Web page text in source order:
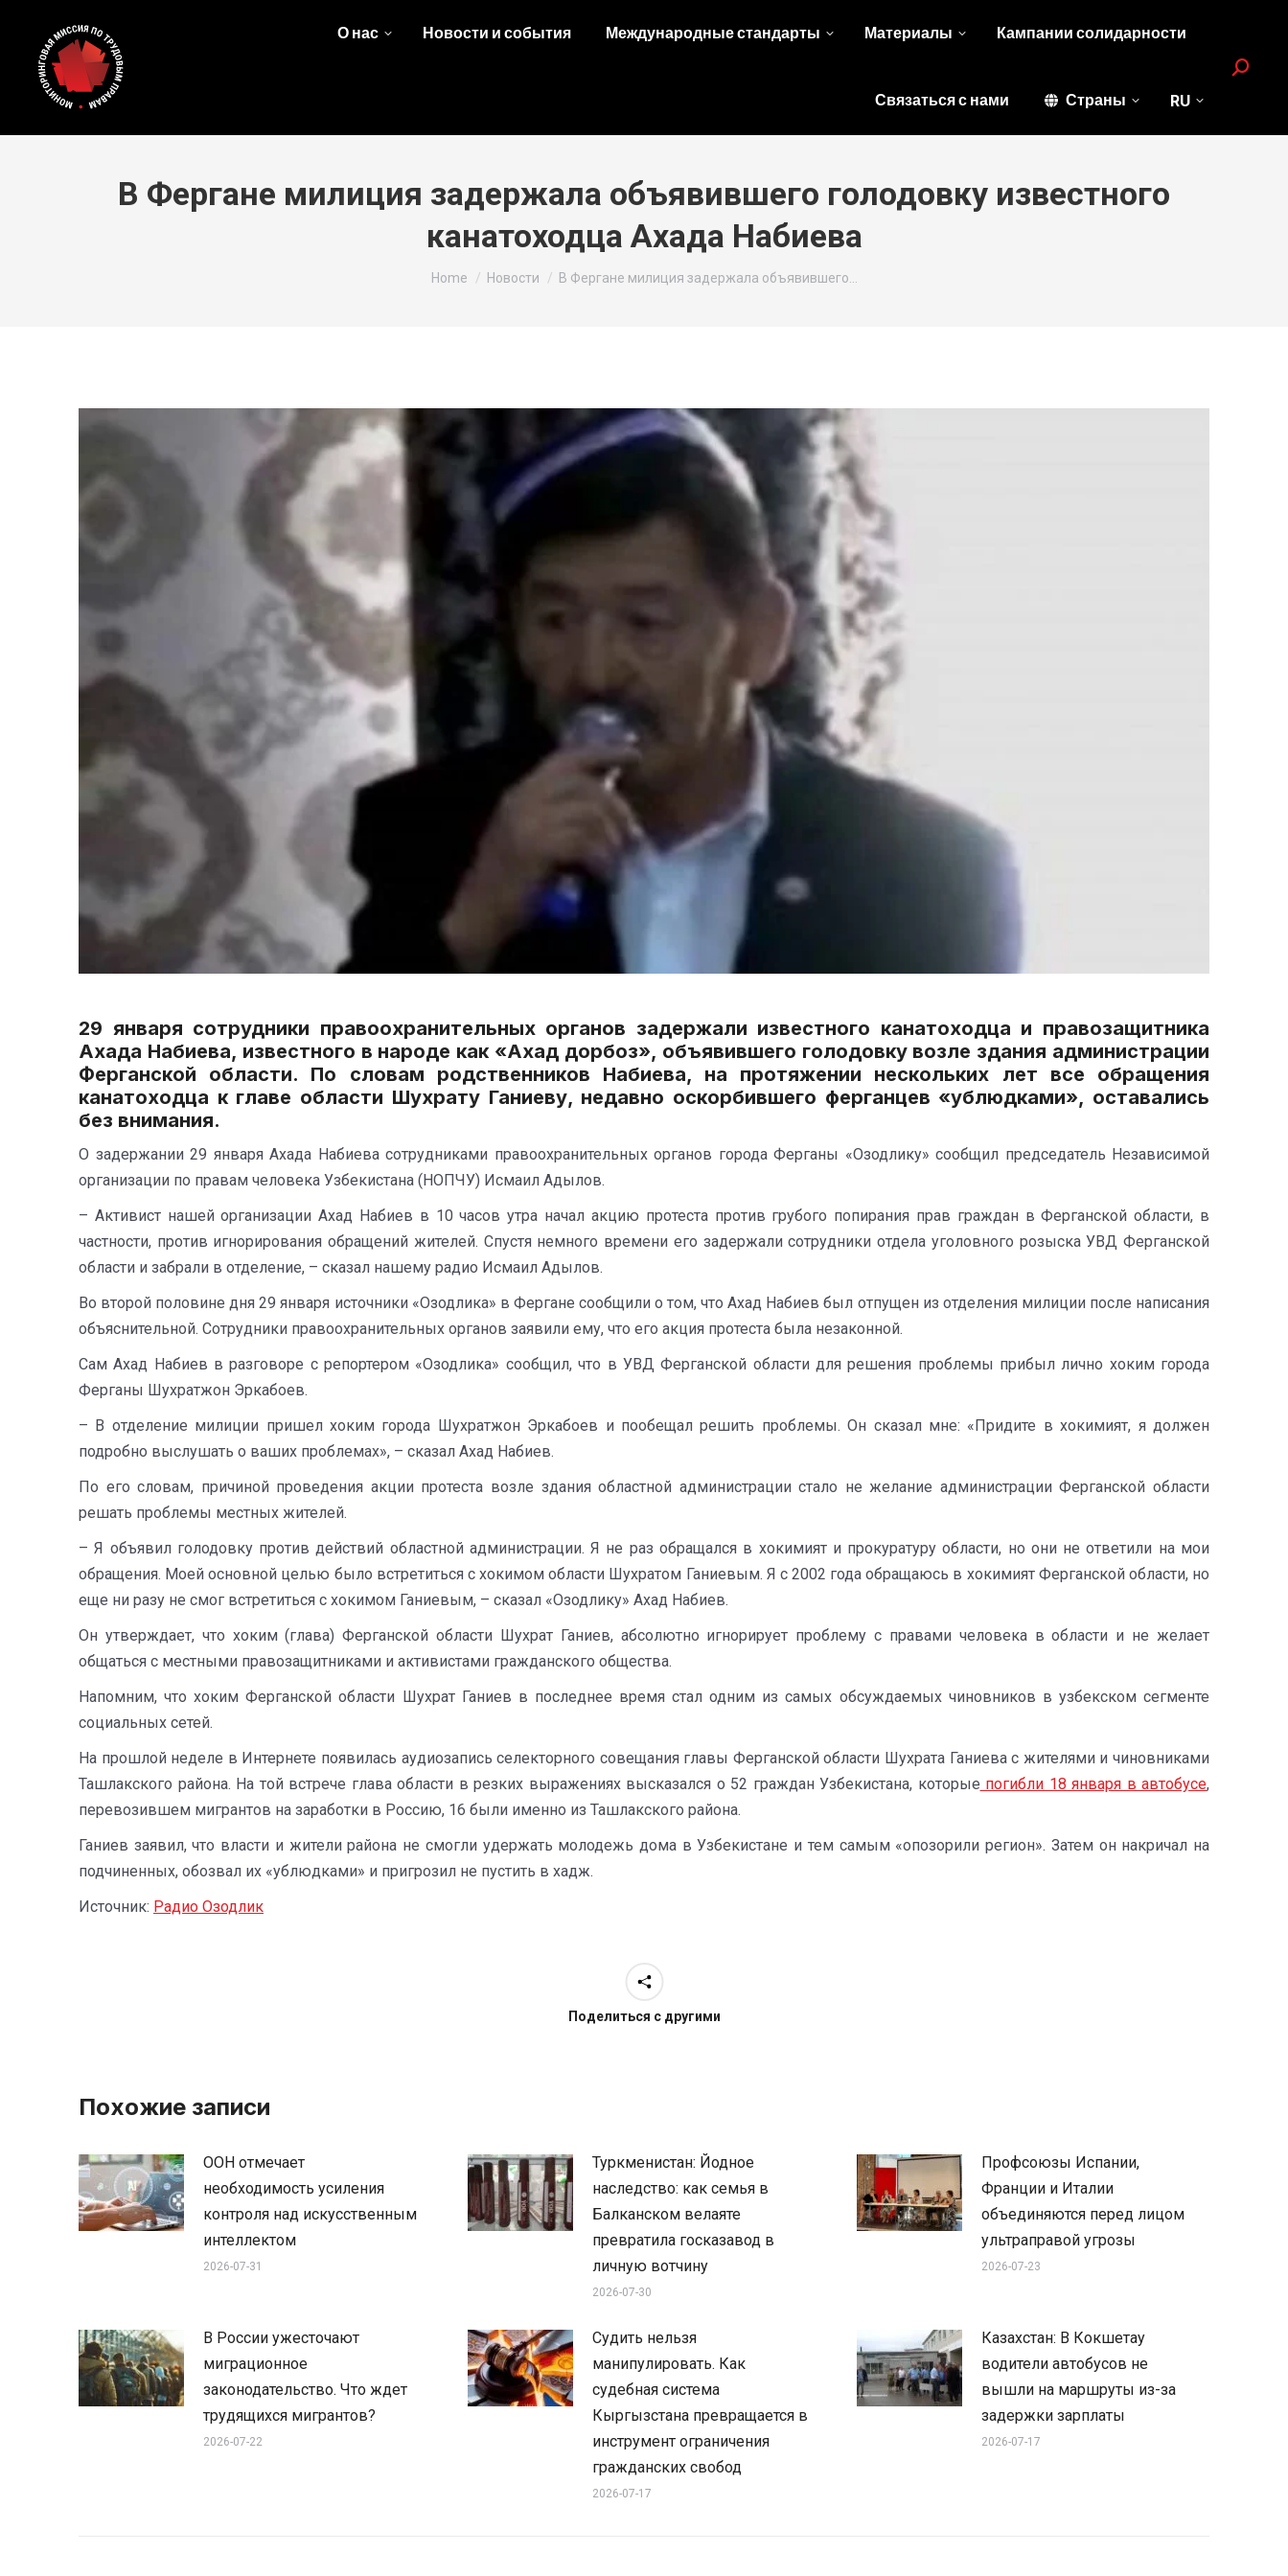
О нас Новости и события Международные стандарты Материалы Кампании солидарности
Связаться с нами Страны RU
Search:
В Фергане милиция задержала объявившего голодовку известного
канатоходца Ахада Набиева
You are here:
Home Новости В Фергане милиция задержала объявившего…
29 января сотрудники правоохранительных органов задержали известного канатоходца и правозащитника
Ахада Набиева, известного в народе как «Ахад дорбоз», объявившего голодовку возле здания администрации
Ферганской области. По словам родственников Набиева, на протяжении нескольких лет все обращения
канатоходца к главе области Шухрату Ганиеву, недавно оскорбившего ферганцев «ублюдками», оставались
без внимания.
О задержании 29 января Ахада Набиева сотрудниками правоохранительных органов города Ферганы «Озодлику» сообщил председатель Независимой
организации по правам человека Узбекистана (НОПЧУ) Исмаил Адылов.
– Активист нашей организации Ахад Набиев в 10 часов утра начал акцию протеста против грубого попирания прав граждан в Ферганской области, в
частности, против игнорирования обращений жителей. Спустя немного времени его задержали сотрудники отдела уголовного розыска УВД Ферганской
области и забрали в отделение, – сказал нашему радио Исмаил Адылов.
Во второй половине дня 29 января источники «Озодлика» в Фергане сообщили о том, что Ахад Набиев был отпущен из отделения милиции после написания
объяснительной. Сотрудники правоохранительных органов заявили ему, что его акция протеста была незаконной.
Сам Ахад Набиев в разговоре с репортером «Озодлика» сообщил, что в УВД Ферганской области для решения проблемы прибыл лично хоким города
Ферганы Шухратжон Эркабоев.
– В отделение милиции пришел хоким города Шухратжон Эркабоев и пообещал решить проблемы. Он сказал мне: «Придите в хокимият, я должен
подробно выслушать о ваших проблемах», – сказал Ахад Набиев.
По его словам, причиной проведения акции протеста возле здания областной администрации стало не желание администрации Ферганской области
решать проблемы местных жителей.
– Я объявил голодовку против действий областной администрации. Я не раз обращался в хокимият и прокуратуру области, но они не ответили на мои
обращения. Моей основной целью было встретиться с хокимом области Шухратом Ганиевым. Я с 2002 года обращаюсь в хокимият Ферганской области, но
еще ни разу не смог встретиться с хокимом Ганиевым, – сказал «Озодлику» Ахад Набиев.
Он утверждает, что хоким (глава) Ферганской области Шухрат Ганиев, абсолютно игнорирует проблему с правами человека в области и не желает
общаться с местными правозащитниками и активистами гражданского общества.
Напомним, что хоким Ферганской области Шухрат Ганиев в последнее время стал одним из самых обсуждаемых чиновников в узбекском сегменте
социальных сетей.
На прошлой неделе в Интернете появилась аудиозапись селекторного совещания главы Ферганской области Шухрата Ганиева с жителями и чиновниками
Ташлакского района. На той встрече глава области в резких выражениях высказался о 52 граждан Узбекистана, которые погибли 18 января в автобусе,
перевозившем мигрантов на заработки в Россию, 16 были именно из Ташлакского района.
Ганиев заявил, что власти и жители района не смогли удержать молодежь дома в Узбекистане и тем самым «опозорили регион». Затем он накричал на
подчиненных, обозвал их «ублюдками» и пригрозил не пустить в хадж.
Источник: Радио Озодлик
Поделиться с другими
Похожие записи
ООН отмечает
необходимость усиления
контроля над искусственным
интеллектом
2026-07-31
Туркменистан: Йодное
наследство: как семья в
Балканском велаяте
превратила госказавод в
личную вотчину
2026-07-30
Профсоюзы Испании,
Франции и Италии
объединяются перед лицом
ультраправой угрозы
2026-07-23
В России ужесточают
миграционное
законодательство. Что ждет
трудящихся мигрантов?
2026-07-22
Судить нельзя
манипулировать. Как
судебная система
Кыргызстана превращается в
инструмент ограничения
гражданских свобод
2026-07-17
Казахстан: В Кокшетау
водители автобусов не
вышли на маршруты из-за
задержки зарплаты
2026-07-17